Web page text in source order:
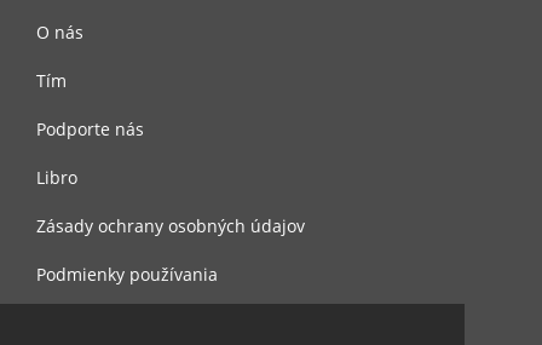
O nás
Tím
Podporte nás
Libro
Zásady ochrany osobných údajov
Podmienky používania